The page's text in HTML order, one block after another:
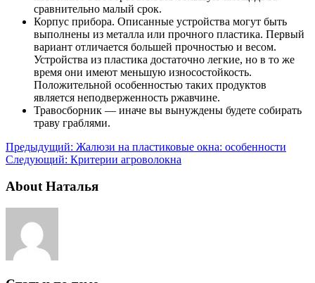
сравнительно малый срок.
Корпус прибора. Описанные устройства могут быть
выполнены из металла или прочного пластика. Первый
вариант отличается большей прочностью и весом.
Устройства из пластика достаточно легкие, но в то же
время они имеют меньшую износостойкость.
Положительной особенностью таких продуктов
является неподверженность ржавчине.
Травосборник — иначе вы вынуждены будете собирать
траву граблями.
Предыдущий: Жалюзи на пластиковые окна: особенности
Следующий: Критерии агроволокна
About Наталья